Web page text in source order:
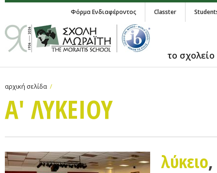
Φόρμα Ενδιαφέροντος Classter
το σχολείο
αρχική σελίδα
Α' ΛΥΚΕΙΟΥ
λύκειο,